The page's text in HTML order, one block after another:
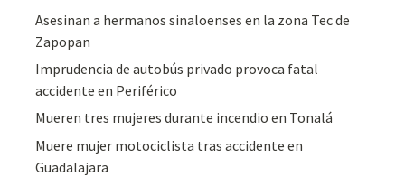
Asesinan a hermanos sinaloenses en la zona Tec de
Zapopan
Imprudencia de autobús privado provoca fatal
accidente en Periférico
Mueren tres mujeres durante incendio en Tonalá
Muere mujer motociclista tras accidente en
Guadalajara